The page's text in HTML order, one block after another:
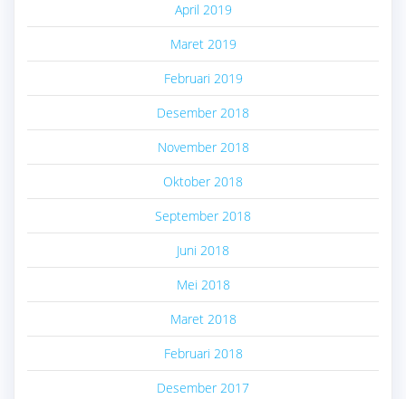
April 2019
Maret 2019
Februari 2019
Desember 2018
November 2018
Oktober 2018
September 2018
Juni 2018
Mei 2018
Maret 2018
Februari 2018
Desember 2017